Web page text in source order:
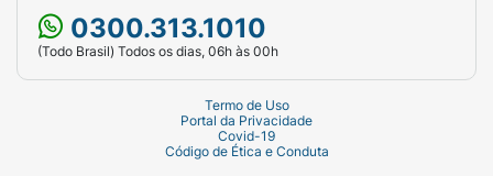
0300.313.1010
(Todo Brasil) Todos os dias, 06h às 00h
Termo de Uso
Portal da Privacidade
Covid-19
Código de Ética e Conduta